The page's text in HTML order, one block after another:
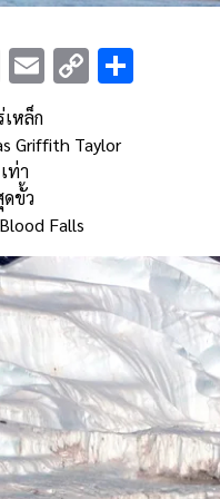
X Email
Copy
หล็ก
Griffith Taylor
ท่า
ขั้ว
Falls